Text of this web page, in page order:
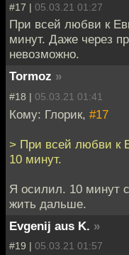
#17 | 05.03.21 01:27
При всей любви к
минут. Даже через
невозможно.
Tormoz »
#18 | 05.03.21 01:41
Кому: Глорик, #17
> При всей любви к
10 минут.
Я осилил. 10 минут
жить дальше.
Evgenij aus K. »
#19 | 05.03.21 01:57